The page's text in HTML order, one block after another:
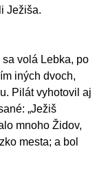
Ježiša.
volá Lebka, po
iných dvoch,
Pilát vyhotovil aj
„Ježiš
mnoho Židov,
mesta; a bol